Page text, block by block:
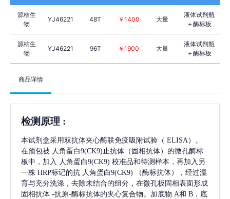
源桔生
物
YJ46221 48T ￥1400 大量
液体试剂瓶
＋酶标板
源桔生
物
YJ46221 96T ￥1900 大量
液体试剂瓶
＋酶标板
商品详情
检测原理 :
本试剂盒采用双抗体夹心酶联免疫吸附试验（ ELISA）。
在预包被 人角蛋白9(CK9)止抗体（固相抗体）的微孔酶标
板中，加入 人角蛋白9(CK9) 校准品和待测样本，再加入另
一株 HRP标记的抗 人角蛋白9(CK9)
（酶标抗体），经过温
育与充分洗涤，去除未结合的组分，在微孔板固相表面形成
固相抗体 -抗原-酶标抗体的夹心复合物。加底物 A和 B，底